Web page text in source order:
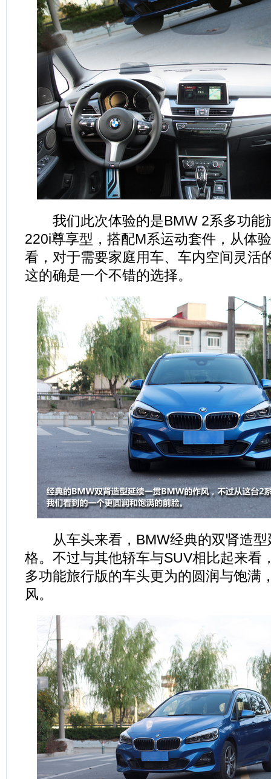
我们此次体验的是BMW 2系多功能
220i尊享型，搭配M系运动套件，从体
看，对于需要家庭用车、车内空间灵活
这的确是一个不错的选择。
从车头来看，BMW经典的双肾造型
格。不过与其他轿车与SUV相比起来看
多功能旅行版的车头更为的圆润与饱满
风。